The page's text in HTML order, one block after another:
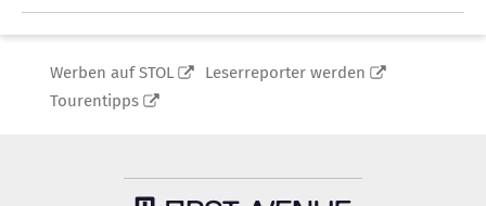
Werben auf STOL
Leserreporter werden
Tourentipps